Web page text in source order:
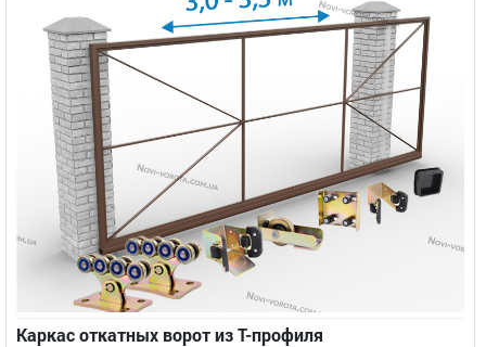
Каркас откатных ворот из Т-профиля